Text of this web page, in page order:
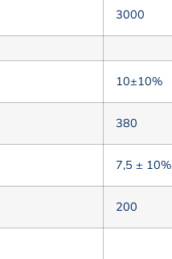
3000
10±10%
380
7,5 ± 10%
200